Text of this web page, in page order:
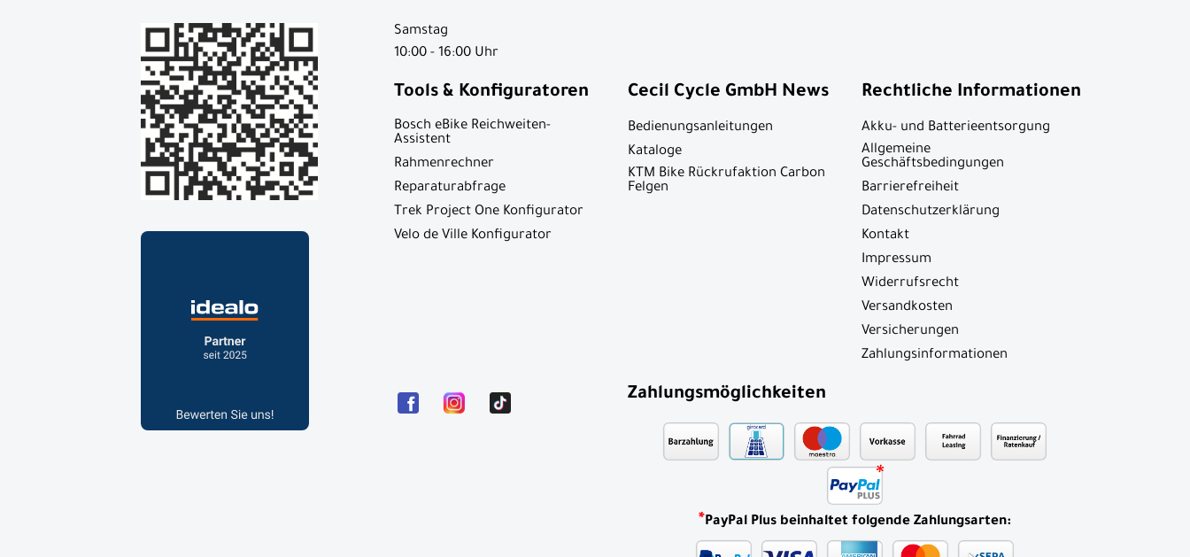
Samstag
10:00 - 16:00 Uhr
Tools & Konfiguratoren
Bosch eBike Reichweiten-
Assistent
Rahmenrechner
Reparaturabfrage
Trek Project One Konfigurator
Velo de Ville Konfigurator
Cecil Cycle GmbH News
Bedienungsanleitungen
Kataloge
KTM Bike Rückrufaktion Carbon
Felgen
Rechtliche Informationen
Akku- und Batterieentsorgung
Allgemeine
Geschäftsbedingungen
Barrierefreiheit
Datenschutzerklärung
Kontakt
Impressum
Widerrufsrecht
Versandkosten
Versicherungen
Zahlungsinformationen
Zahlungsmöglichkeiten
*PayPal Plus beinhaltet folgende Zahlungsarten: